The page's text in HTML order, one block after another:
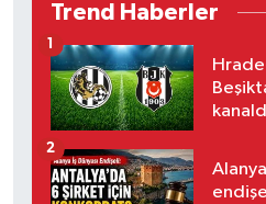
Trend Haberler
1
2